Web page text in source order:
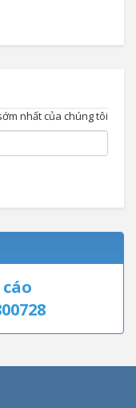
nhất của chúng tôi